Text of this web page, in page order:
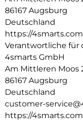
die Touchscreen-
uneingeschränkte
Produkt.
Transparente Eleganz:
Entdecke den Vorteil
Design deines Geräts
Feinheiten deines
86167 Augsburg
Deutschland
https://4smarts.com
Verantwortliche für
4smarts GmbH
Am Mittleren Moos
86167 Augsburg
Deutschland
customer-
https://4smarts.com